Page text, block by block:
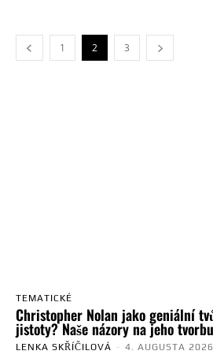
1 2 3
TEMATICKÉ
Christopher Nolan jako geniální
jistoty? Naše názory na jeho tvorbu
LENKA SKŘÍČILOVÁ - 4. AUGUSTA 2026